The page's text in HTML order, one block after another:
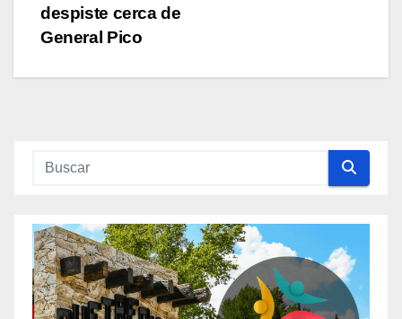
entradas
despiste cerca de
General Pico